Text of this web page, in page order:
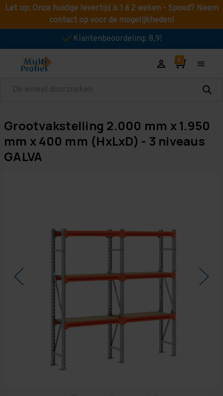
Let op: Onze huidige levertijd is 1 á 2 weken - Spoed? Neem
contact op voor de mogelijkheden!
Klantenbeoordeling: 8,9!
Zoeken
Grootvakstelling 2.000 mm x 1.950
mm x 400 mm (HxLxD) - 3 niveaus
GALVA